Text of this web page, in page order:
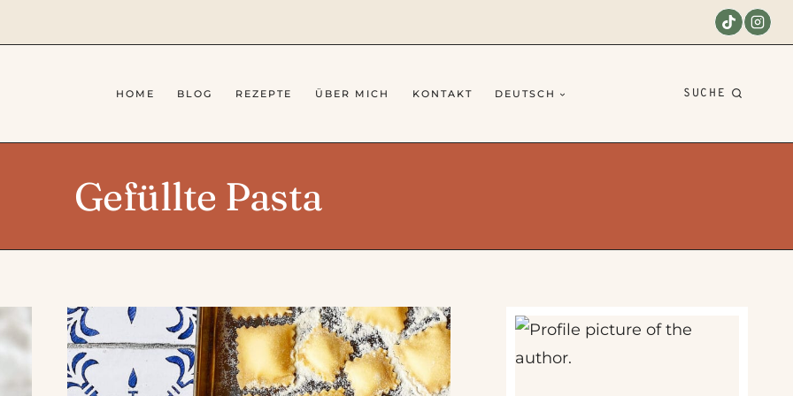
HOME BLOG REZEPTE ÜBER MICH KONTAKT DEUTSCH SUCHE
Gefüllte Pasta